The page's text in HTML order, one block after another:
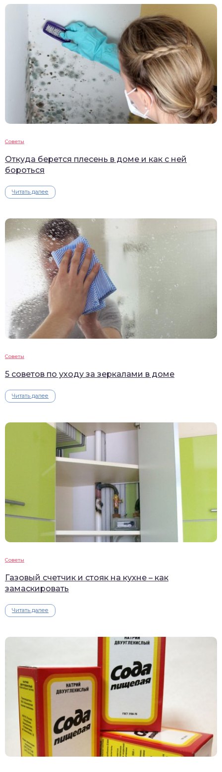
Советы
Откуда берется плесень в доме и как с ней
бороться
Читать далее
Советы
5 советов по уходу за зеркалами в доме
Читать далее
Советы
Газовый счетчик и стояк на кухне – как
замаскировать
Читать далее